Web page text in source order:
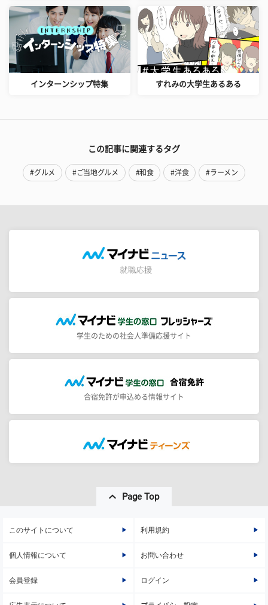
インターンシップ特集 すれみの大学生あるある
この記事に関連するタグ
#グルメ #ご当地グルメ #和食 #洋食 #ラーメン
学生のための社会人準備応援サイト
合宿免許が申込める情報サイト
Page Top
このサイトについて 利用規約
個人情報について お問い合わせ
会員登録 ログイン